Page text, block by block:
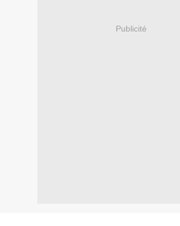
Publicité